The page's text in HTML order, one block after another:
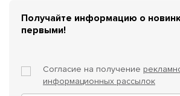
Получайте информацию о
первыми!
Согласие на получение
информационных рассылок